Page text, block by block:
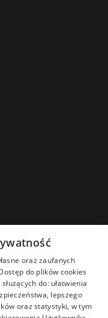
oraz zaufanych
do plików cookies
do: ułatwienia
lepszego
oraz statystyki, w tym